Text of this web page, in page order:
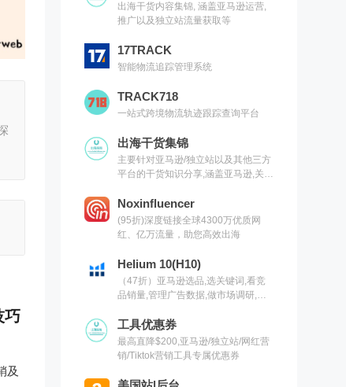
巧
及
出海干货内容集锦, 涵盖亚马逊运营,
推广以及独立站流量获取等
17TRACK
智能物流追踪管理系统
TRACK718
一站式跨境物流轨迹跟踪查询平台
出海干货集锦
主要针对亚马逊/独立站以及其他三方
平台的干货知识分享,涵盖亚马逊,关键
具以及出海干货集锦,欢迎关注
Noxinfluencer
(95折)深度链接全球4300万优质网
红、亿万流量，助您高效出海
Helium 10(H10)
（47折）亚马逊选品,选关键词,看竞
品销量,管理广告数据,做市场调研,有
工具优惠券
最高直降$200,亚马逊/独立站/网红营
销/Tiktok营销工具专属优惠券